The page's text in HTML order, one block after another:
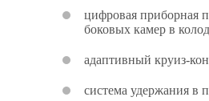
цифровая приборная
боковых камер в
адаптивный круиз-
система удержания в